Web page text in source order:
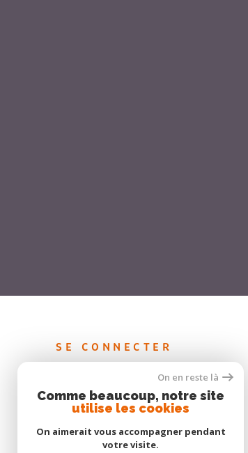
SE CONNECTER
PROPRIÉTAIRES VENDEUR
ESPACE LOCATION PAP
ESPACE GESTION
On en reste là
Comme beaucoup, notre site
utilise les cookies
On aimerait vous accompagner pendant
votre visite.